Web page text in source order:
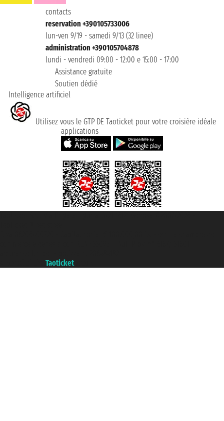
contacts
reservation +390105733006
lun-ven 9/19 - samedi 9/13 (32 linee)
administration +390105704878
lundi - vendredi 09:00 - 12:00 e 15:00 - 17:00
Assistance gratuite
Soutien dédié
Intelligence artificiel
Utilisez vous le GTP DE Taoticket pour votre croisière idéale
applications
Taoticket